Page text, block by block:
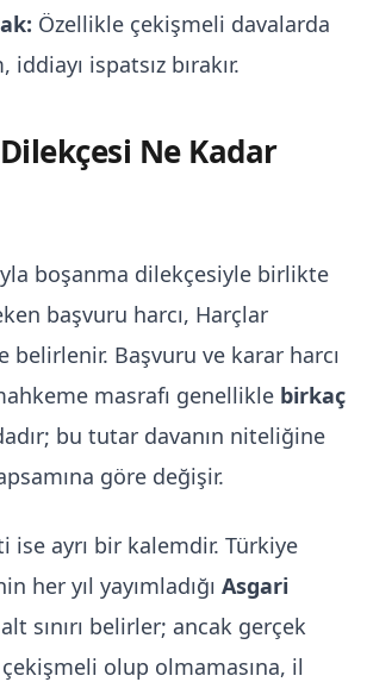
Özellikle çekişmeli davalarda
ispatsız bırakır.
Ne Kadar
boşanma dilekçesiyle birlikte
başvuru harcı, Harçlar
belirlenir. Başvuru ve karar harcı
masrafı genellikle birkaç
bu tutar davanın niteliğine
göre değişir.
ise ayrı bir kalemdir. Türkiye
her yıl yayımladığı Asgari
alt sınırı belirler; ancak gerçek
olup olmamasına, il